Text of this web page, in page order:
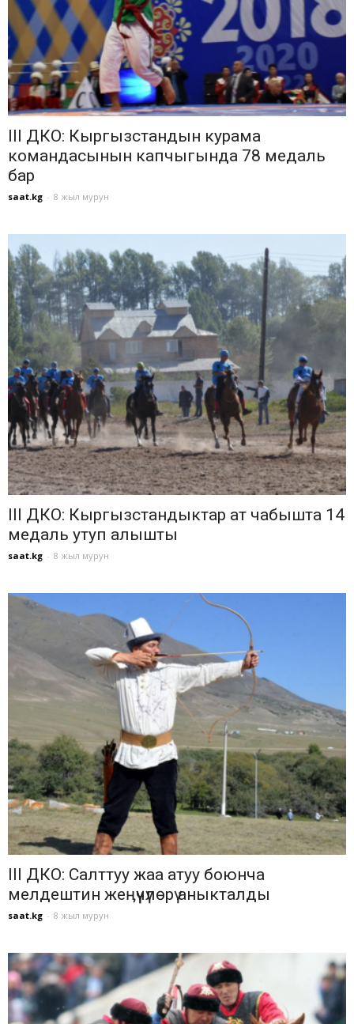
III ДКО: Кыргызстандын курама
командасынын капчыгында 78 медаль
бар
saat.kg - 8 жыл мурун
III ДКО: Кыргызстандыктар ат чабышта 14
медаль утуп алышты
saat.kg - 8 жыл мурун
III ДКО: Салттуу жаа атуу боюнча
мелдештин жеӊүүчүлөрү аныкталды
saat.kg - 8 жыл мурун